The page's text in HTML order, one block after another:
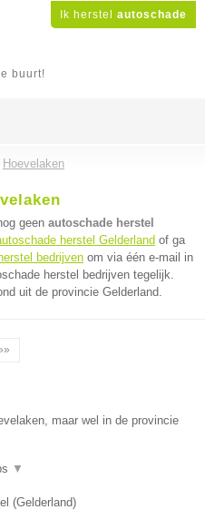
Ik herstel autoschade
buurt!
Hoevelaken
geen autoschade herstel
herstel Gelderland of ga
bedrijven om via één e-mail in
herstel bedrijven tegelijk.
uit de provincie Gelderland.
maar wel in de provincie
▼
(Gelderland)